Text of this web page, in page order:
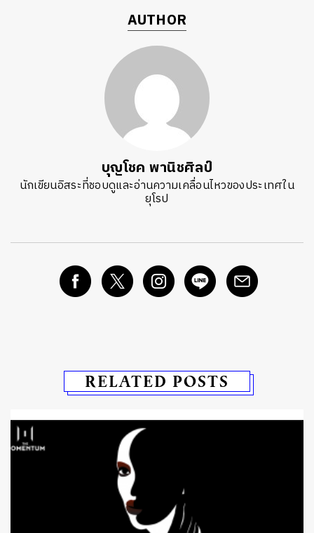
AUTHOR
บุญโชค พานิชศิลป์
นักเขียนอิสระที่ชอบดูและอ่านความเคลื่อนไหวของประเทศใน
ยุโรป
RELATED POSTS